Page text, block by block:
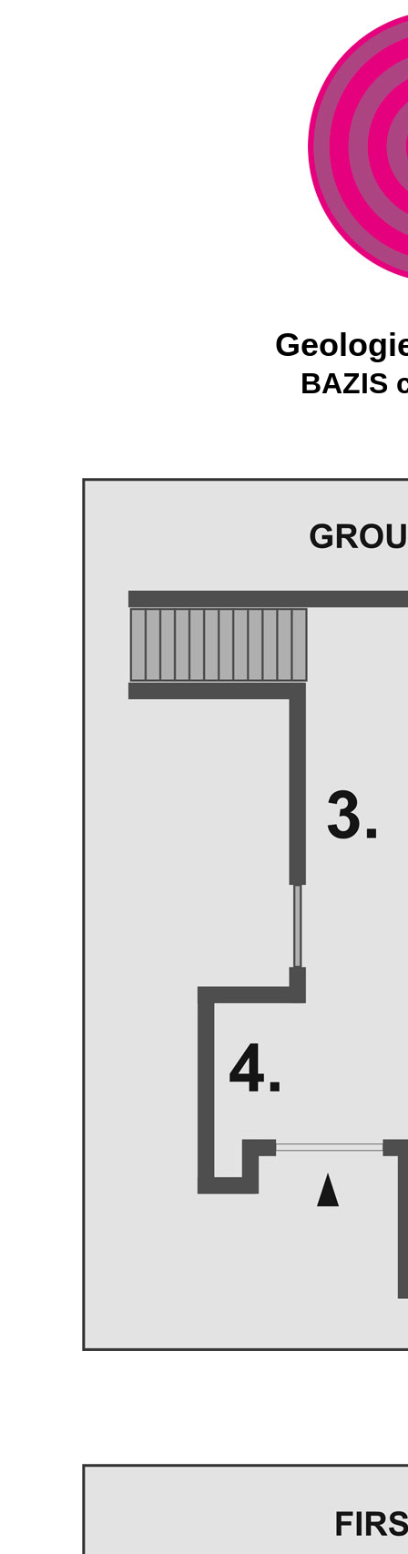
BAZIS